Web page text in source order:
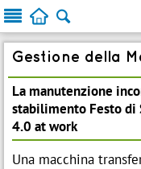
  
Gestione della
La manutenzione
stabilimento Festo di
4.0 at work
Una macchina